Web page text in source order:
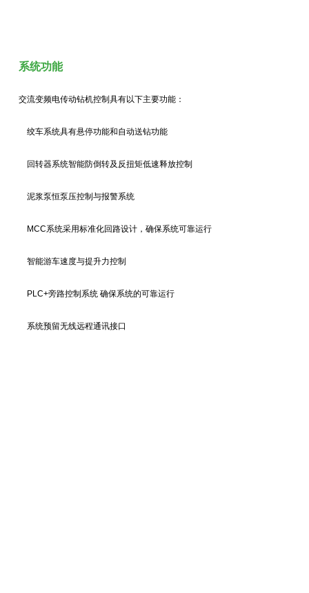
系统功能
交流变频电传动钻机控制具有以下主要功能：
绞车系统具有悬停功能和自动送钻功能
回转器系统智能防倒转及反扭矩低速释放控制
泥浆泵恒泵压控制与报警系统
MCC系统采用标准化回路设计，确保系统可靠运行
智能游车速度与提升力控制
PLC+旁路控制系统 确保系统的可靠运行
系统预留无线远程通讯接口